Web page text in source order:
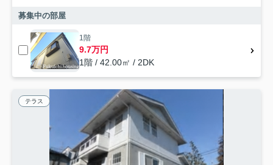
募集中の部屋
1階
9.7万円
1階 / 42.00㎡ / 2DK
テラス